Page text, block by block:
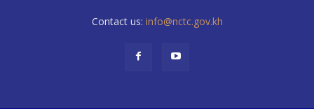
Contact us: info@nctc.gov.kh